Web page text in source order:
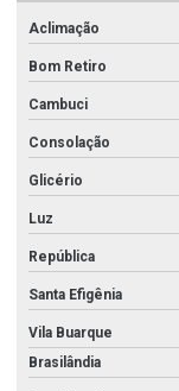
Aclimação
Bom Retiro
Cambuci
Consolação
Glicério
Luz
República
Santa Efigênia
Vila Buarque
Brasilândia